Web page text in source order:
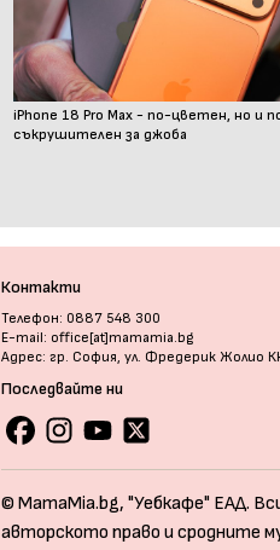
iPhone 18 Pro Max - по-цветен, но и
съкрушителен за джоба
Контакти
Телефон: 0887 548 300
E-mail: office[at]mamamia.bg
Адрес: гр. София, ул. Фредерик Жолио
Последвайте ни
© MamaMia.bg, "Уебкафе" ЕАД.
авторското право и сродните